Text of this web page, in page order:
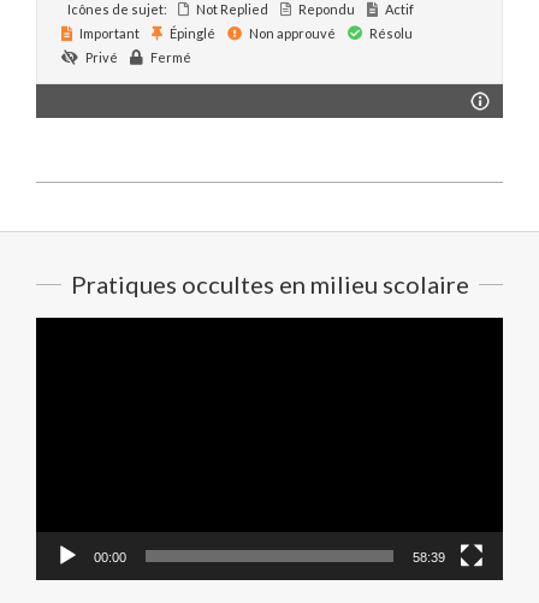
Icônes de sujet: Not Replied Repondu
Actif
Important
Épinglé Non approuvé
Résolu
Privé
Fermé
09-
Pratiques occultes en milieu scolaire
00:00 58:39